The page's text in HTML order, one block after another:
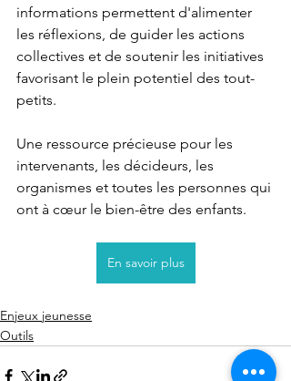
informations permettent d'alimenter
les réflexions, de guider les actions
collectives et de soutenir les initiatives
favorisant le plein potentiel des tout-
petits.
Une ressource précieuse pour les
intervenants, les décideurs, les
organismes et toutes les personnes qui
ont à cœur le bien-être des enfants.
En savoir plus
Enjeux jeunesse
Outils